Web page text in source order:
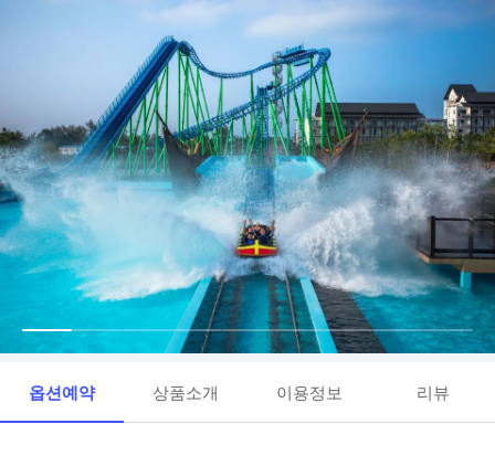
옵션예약 상품소개 이용정보 리뷰